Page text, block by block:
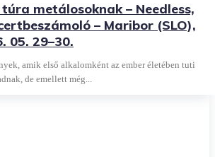
metálosoknak – Needless,
– Maribor (SLO),
05. 29–30.
amik első alkalomként az ember életében tuti
de emellett még...